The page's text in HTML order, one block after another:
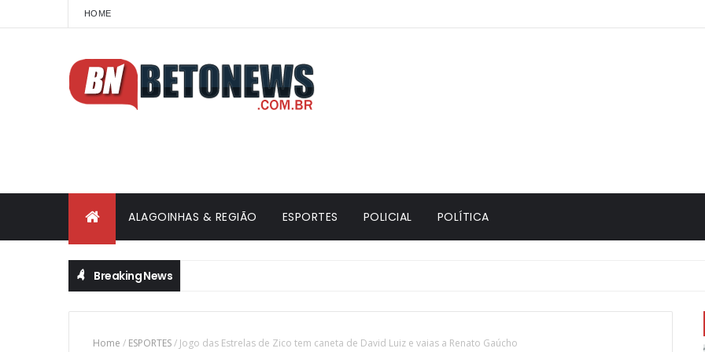
HOME
ALAGOINHAS & REGIÃO ESPORTES POLICIAL POLÍTICA
Breaking News
Home / ESPORTES/ Jogo das Estrelas de Zico tem caneta de David Luiz e vaias a Renato Gaúcho